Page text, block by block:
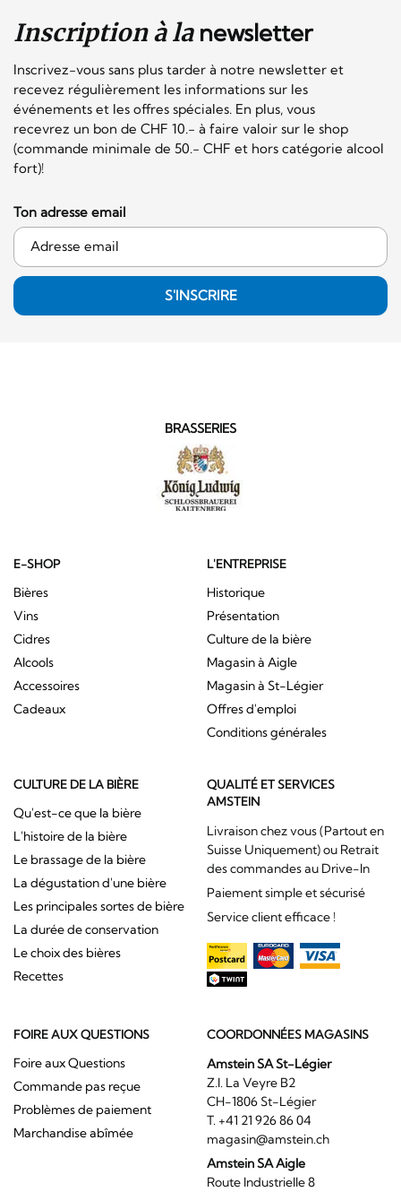
Inscription à lanewsletter
Inscrivez-vous sans plus tarder à notre newsletter et
recevez régulièrement les informations sur les
événements et les offres spéciales. En plus, vous
recevrez un bon de CHF 10.- à faire valoir sur le shop
(commande minimale de 50.- CHF et hors catégorie alcool
fort)!
Ton adresse email
S'INSCRIRE
BRASSERIES
E-SHOP
Bières
Vins
Cidres
Alcools
Accessoires
Cadeaux
L'ENTREPRISE
Historique
Présentation
Culture de la bière
Magasin à Aigle
Magasin à St-Légier
Offres d'emploi
Conditions générales
CULTURE DE LA BIÈRE
Qu'est-ce que la bière
L'histoire de la bière
Le brassage de la bière
La dégustation d'une bière
Les principales sortes de bière
La durée de conservation
Le choix des bières
Recettes
QUALITÉ ET SERVICES
AMSTEIN
Livraison chez vous (Partout en
Suisse Uniquement) ou Retrait
des commandes au Drive-In
Paiement simple et sécurisé
Service client efficace !
FOIRE AUX QUESTIONS
Foire aux Questions
Commande pas reçue
Problèmes de paiement
Marchandise abîmée
COORDONNÉES MAGASINS
Amstein SA St-Légier
Z.I. La Veyre B2
CH-1806 St-Légier
T. +41 21 926 86 04
magasin@amstein.ch
Amstein SA Aigle
Route Industrielle 8